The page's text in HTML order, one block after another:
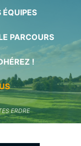
ÉQUIPES
PARCOURS
!
ERDRE